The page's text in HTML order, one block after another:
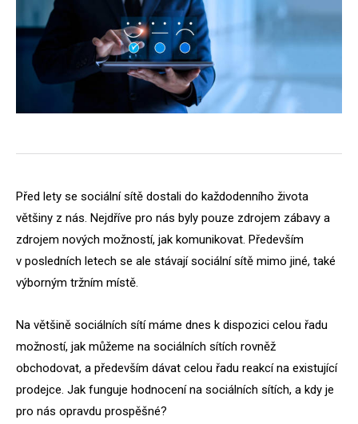
Před lety se sociální sítě dostali do každodenního života
většiny z nás. Nejdříve pro nás byly pouze zdrojem zábavy a
zdrojem nových možností, jak komunikovat. Především
v posledních letech se ale stávají sociální sítě mimo jiné, také
výborným tržním místě.
Na většině sociálních sítí máme dnes k dispozici celou řadu
možností, jak můžeme na sociálních sítích rovněž
obchodovat, a především dávat celou řadu reakcí na existující
prodejce. Jak funguje hodnocení na sociálních sítích, a kdy je
pro nás opravdu prospěšné?